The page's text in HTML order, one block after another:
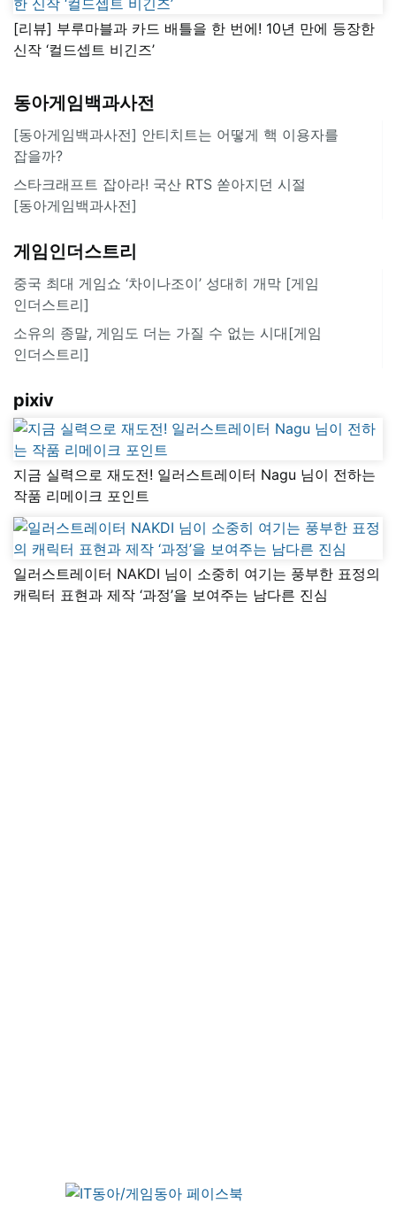
[리뷰] 부루마블과 카드 배틀을 한 번에! 10년 만에 등장한
신작 ‘컬드셉트 비긴즈’
동아게임백과사전
[동아게임백과사전] 안티치트는 어떻게 핵 이용자를
잡을까?
스타크래프트 잡아라! 국산 RTS 쏟아지던 시절
[동아게임백과사전]
게임인더스트리
중국 최대 게임쇼 ‘차이나조이’ 성대히 개막 [게임
인더스트리]
소유의 종말, 게임도 더는 가질 수 없는 시대[게임
인더스트리]
pixiv
지금 실력으로 재도전! 일러스트레이터 Nagu 님이 전하는
작품 리메이크 포인트
일러스트레이터 NAKDI 님이 소중히 여기는 풍부한 표정의
캐릭터 표현과 제작 ‘과정’을 보여주는 남다른 진심